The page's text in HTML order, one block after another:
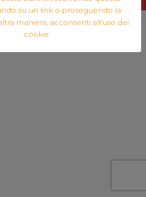
su un link o proseguendo la
maniera, acconsenti all'uso dei
cookie